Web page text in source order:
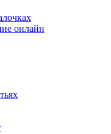
онлайн